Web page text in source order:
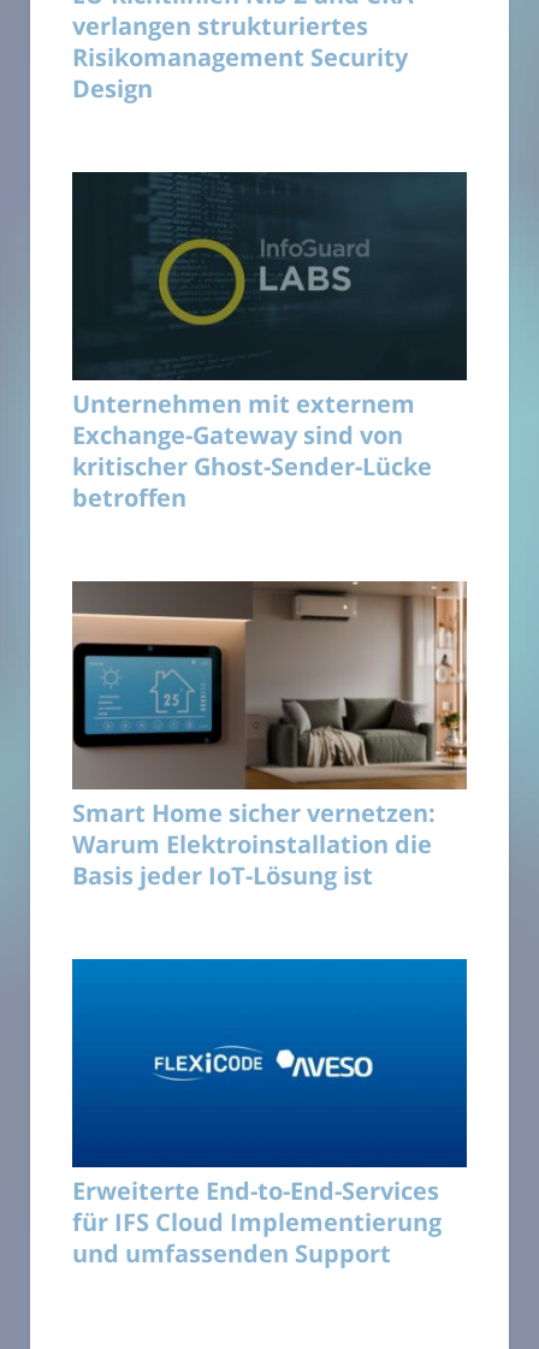
verlangen strukturiertes
Risikomanagement Security
Design
Unternehmen mit externem
Exchange-Gateway sind von
kritischer Ghost-Sender-Lücke
betroffen
Smart Home sicher vernetzen:
Warum Elektroinstallation die
Basis jeder IoT-Lösung ist
Erweiterte End-to-End-Services
für IFS Cloud Implementierung
und umfassenden Support